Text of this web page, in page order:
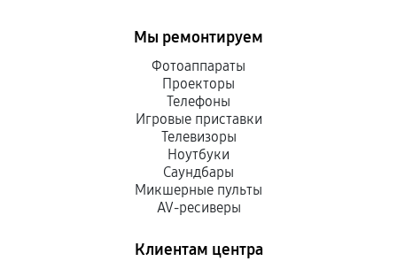
Мы ремонтируем
Фотоаппараты
Проекторы
Телефоны
Игровые приставки
Телевизоры
Ноутбуки
Саундбары
Микшерные пульты
AV-ресиверы
Клиентам центра